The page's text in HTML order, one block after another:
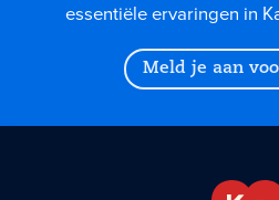
essentiële ervaringen in
Meld je aan